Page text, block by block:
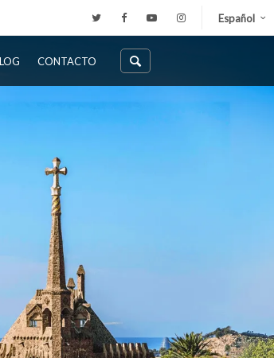
Español
CONTACTO